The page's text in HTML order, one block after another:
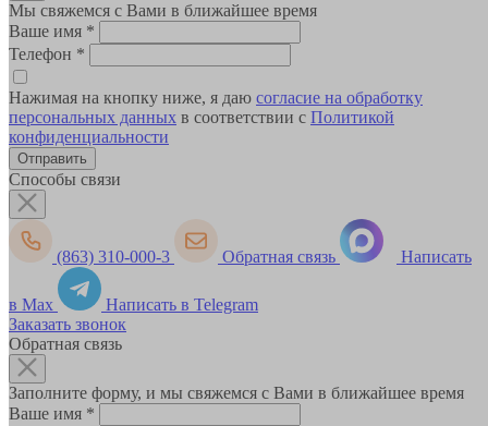
Мы свяжемся с Вами в ближайшее время
Ваше имя *
Телефон *
Нажимая на кнопку ниже, я даю согласие на обработку
персональных данных в соответствии с Политикой
конфиденциальности
Способы связи
(863) 310-000-3 Обратная связь Написать
в Max
Написать в Telegram
Заказать звонок
Обратная связь
Заполните форму, и мы свяжемся с Вами в ближайшее время
Ваше имя *